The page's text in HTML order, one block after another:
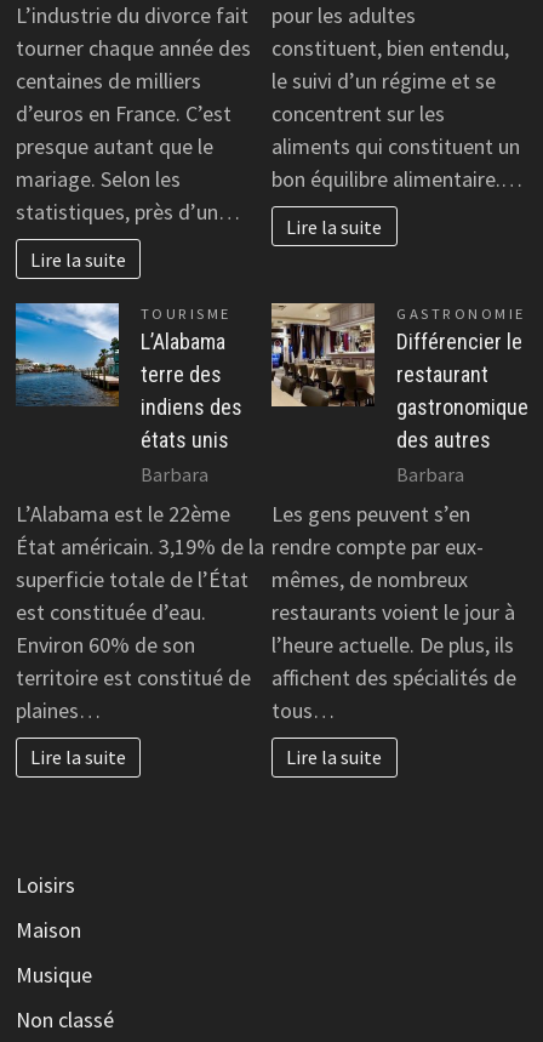
L’industrie du divorce fait
tourner chaque année des
centaines de milliers
d’euros en France. C’est
presque autant que le
mariage. Selon les
statistiques, près d’un…
Lire la suite
pour les adultes
constituent, bien entendu,
le suivi d’un régime et se
concentrent sur les
aliments qui constituent un
bon équilibre alimentaire.…
Lire la suite
TOURISME
L’Alabama
terre des
indiens des
états unis
Barbara
L’Alabama est le 22ème
État américain. 3,19% de la
superficie totale de l’État
est constituée d’eau.
Environ 60% de son
territoire est constitué de
plaines…
Lire la suite
GASTRONOMIE
Différencier le
restaurant
gastronomique
des autres
Barbara
Les gens peuvent s’en
rendre compte par eux-
mêmes, de nombreux
restaurants voient le jour à
l’heure actuelle. De plus, ils
affichent des spécialités de
tous…
Lire la suite
Loisirs
Maison
Musique
Non classé